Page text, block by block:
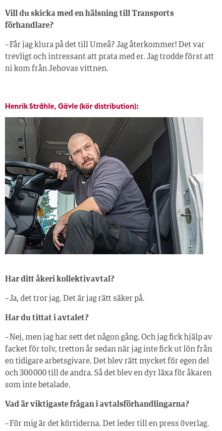
Vill du skicka med en hälsning till Transports
förhandlare?
– Får jag klura på det till Umeå? Jag återkommer! Det var
trevligt och intressant att prata med er. Jag trodde först att
ni kom från Jehovas vittnen.
Henrik Stråhle, Gävle (kör distribution):
Har ditt åkeri kollektivavtal?
– Ja, det tror jag. Det är jag rätt säker på.
Har du tittat i avtalet?
– Nej, men jag har sett det någon gång. Och jag fick hjälp av
facket för tolv, tretton år sedan när jag inte fick ut lön från
en tidigare arbetsgivare. Det blev rätt mycket för egen del
och 300 000 till de andra. Så det blev en dyr läxa för åkaren
som inte betalade.
Vad är viktigaste frågan i avtalsförhandlingarna?
– För mig är det körtiderna. Det leder till en press överlag.